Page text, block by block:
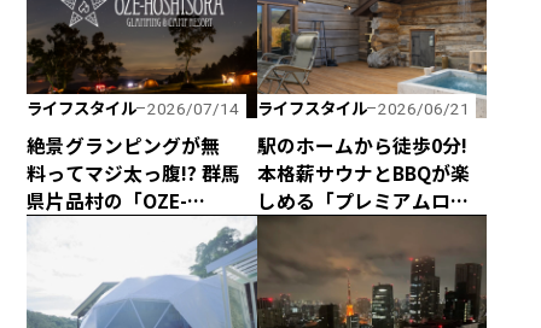
ライフスタイル 2026/07/14
絶景グランピングが無
料ってマジ太っ腹!? 群馬
県片品村の「OZE-
HOSHISORA GLAMPING
＆CAMP RESORT」が宿泊
料金無料キャンペーンを
実施！
ライフスタイル 2026/06/21
駅のホームから徒歩0分!
本格薪サウナとBBQが楽
しめる「プレミアムログ
コテー」が水沼ヴィレッ
ジに完成！